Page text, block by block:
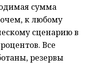
сумма
к любому
сценарию в
Все
резервы